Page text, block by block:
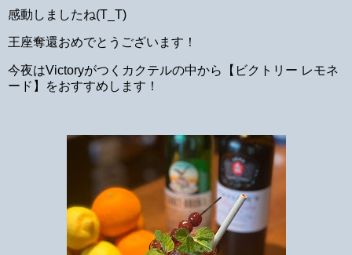
感動しましたね(T_T)
王座奪還おめでとうございます！
今夜はVictoryがつくカクテルの中から【ビクトリー レモネ
ード】をおすすめします！